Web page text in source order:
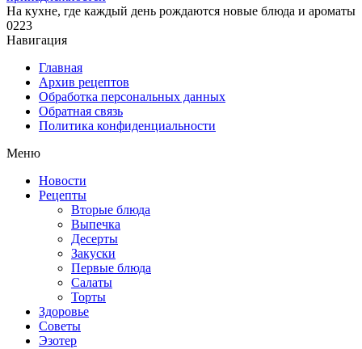
На кухне, где каждый день рождаются новые блюда и ароматы
0223
Навигация
Главная
Архив рецептов
Обработка персональных данных
Обратная связь
Политика конфиденциальности
Меню
Новости
Рецепты
Вторые блюда
Выпечка
Десерты
Закуски
Первые блюда
Салаты
Торты
Здоровье
Советы
Эзотер